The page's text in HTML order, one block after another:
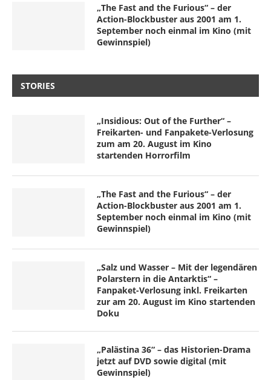
„The Fast and the Furious“ – der
Action-Blockbuster aus 2001 am 1.
September noch einmal im Kino (mit
Gewinnspiel)
STORIES
„Insidious: Out of the Further“ –
Freikarten- und Fanpakete-Verlosung
zum am 20. August im Kino
startenden Horrorfilm
„The Fast and the Furious“ – der
Action-Blockbuster aus 2001 am 1.
September noch einmal im Kino (mit
Gewinnspiel)
„Salz und Wasser – Mit der legendären
Polarstern in die Antarktis“ –
Fanpaket-Verlosung inkl. Freikarten
zur am 20. August im Kino startenden
Doku
„Palästina 36“ – das Historien-Drama
jetzt auf DVD sowie digital (mit
Gewinnspiel)